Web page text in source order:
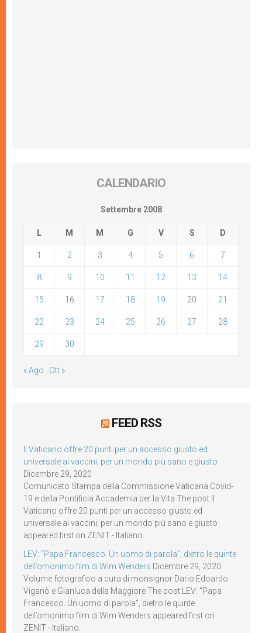
CALENDARIO
Settembre 2008
L M M G V S D
1 2 3 4 5 6 7
8 9 10 11 12 13 14
15 16 17 18 19 20 21
22 23 24 25 26 27 28
29 30
« Ago Ott »
FEED RSS
Il Vaticano offre 20 punti per un accesso giusto ed
universale ai vaccini, per un mondo più sano e giusto
Dicembre 29, 2020
Comunicato Stampa della Commissione Vaticana Covid-
19 e della Pontificia Accademia per la Vita The post Il
Vaticano offre 20 punti per un accesso giusto ed
universale ai vaccini, per un mondo più sano e giusto
appeared first on ZENIT - Italiano.
LEV: “Papa Francesco. Un uomo di parola”, dietro le quinte
dell’omonimo film di Wim Wenders Dicembre 29, 2020
Volume fotografico a cura di monsignor Dario Edoardo
Viganò e Gianluca della Maggiore The post LEV: “Papa
Francesco. Un uomo di parola”, dietro le quinte
dell’omonimo film di Wim Wenders appeared first on
ZENIT - Italiano.